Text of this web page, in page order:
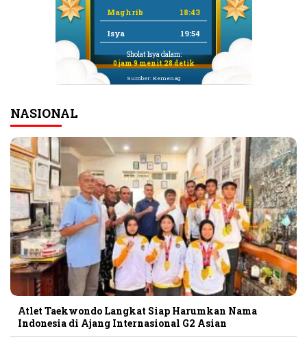
Maghrib 18:43
Isya 19:54
Sholat Isya dalam:
0 jam 9 menit 28 detik
Sumber: Kemenag
NASIONAL
Atlet Taekwondo Langkat Siap Harumkan Nama
Indonesia di Ajang Internasional G2 Asian